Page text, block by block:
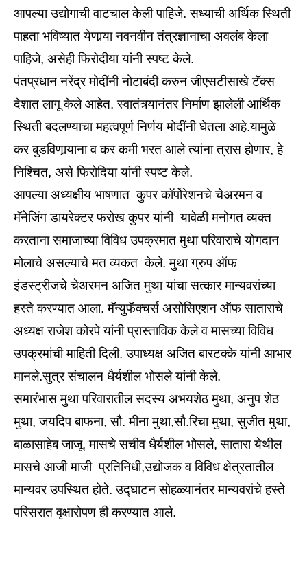
आपल्या उद्योगाची वाटचाल केली पाहिजे. सध्याची अर्थिक स्थिती
पाहता भविष्यात येणार्‍या नवनवीन तंत्रज्ञानाचा अवलंब केला
पाहिजे, असेही फिरोदीया यांनी स्पष्ट केले.
पंतप्रधान नरेंद्र मोदींनी नोटाबंदी करुन जीएसटीसाखे टॅक्स
देशात लागू केले आहेत. स्वातंत्र्यानंतर निर्माण झालेली आर्थिक
स्थिती बदलण्याचा महत्वपूर्ण निर्णय मोदींनी घेतला आहे.यामुळे
कर बुडविणार्‍याना व कर कमी भरत आले त्यांना त्रास होणार, हे
निश्‍चित, असे फिरोदिया यांनी स्पष्ट केले.
आपल्या अध्यक्षीय भाषणात कुपर कॉर्पोरेशनचे चेअरमन व
मॅनेजिंग डायरेक्टर फरोख कुपर यांनी यावेळी मनोगत व्यक्त
करताना समाजाच्या विविध उपक्रमात मुथा परिवाराचे योगदान
मोलाचे असल्याचे मत व्यकत केले. मुथा ग्रुप ऑफ
इंडस्ट्रीजचे चेअरमन अजित मुथा यांचा सत्कार मान्यवरांच्या
हस्ते करण्यात आला. मॅन्युफॅक्चर्स असोसिएशन ऑफ साताराचे
अध्यक्ष राजेश कोरपे यांनी प्रास्ताविक केले व मासच्या विविध
उपक्रमांची माहिती दिली. उपाध्यक्ष अजित बारटक्के यांनी आभार
मानले.सुत्र संचालन धैर्यशील भोसले यांनी केले.
समारंभास मुथा परिवारातील सदस्य अभयशेठ मुथा, अनुप शेठ
मुथा, जयदिप बाफना, सौ. मीना मुथा,सौ.रिचा मुथा, सुजीत मुथा,
बाळासाहेब जाजू. मासचे सचीव धैर्यशील भोसले, सातारा येथील
मासचे आजी माजी प्रतिनिधी,उद्योजक व विविध क्षेत्रतातील
मान्यवर उपस्थित होते. उद्घाटन सोहळ्यानंतर मान्यवरांचे हस्ते
परिसरात वृक्षारोपण ही करण्यात आले.